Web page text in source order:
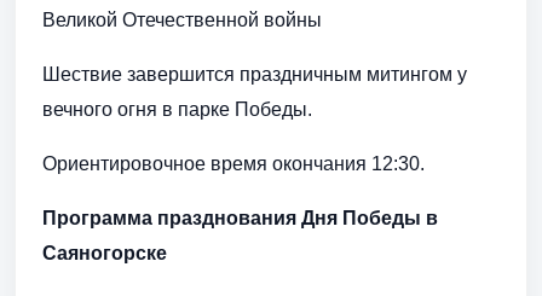
Великой Отечественной войны
Шествие завершится праздничным митингом у
вечного огня в парке Победы.
Ориентировочное время окончания 12:30.
Программа празднования Дня Победы в
Саяногорске